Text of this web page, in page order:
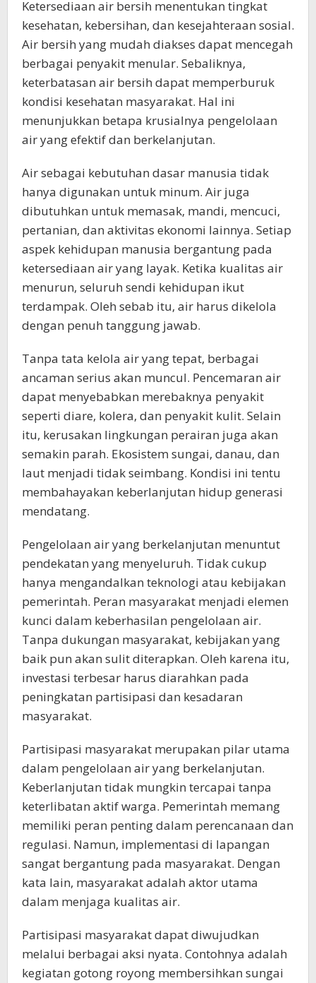
Ketersediaan air bersih menentukan tingkat
kesehatan, kebersihan, dan kesejahteraan sosial.
Air bersih yang mudah diakses dapat mencegah
berbagai penyakit menular. Sebaliknya,
keterbatasan air bersih dapat memperburuk
kondisi kesehatan masyarakat. Hal ini
menunjukkan betapa krusialnya pengelolaan
air yang efektif dan berkelanjutan.
Air sebagai kebutuhan dasar manusia tidak
hanya digunakan untuk minum. Air juga
dibutuhkan untuk memasak, mandi, mencuci,
pertanian, dan aktivitas ekonomi lainnya. Setiap
aspek kehidupan manusia bergantung pada
ketersediaan air yang layak. Ketika kualitas air
menurun, seluruh sendi kehidupan ikut
terdampak. Oleh sebab itu, air harus dikelola
dengan penuh tanggung jawab.
Tanpa tata kelola air yang tepat, berbagai
ancaman serius akan muncul. Pencemaran air
dapat menyebabkan merebaknya penyakit
seperti diare, kolera, dan penyakit kulit. Selain
itu, kerusakan lingkungan perairan juga akan
semakin parah. Ekosistem sungai, danau, dan
laut menjadi tidak seimbang. Kondisi ini tentu
membahayakan keberlanjutan hidup generasi
mendatang.
Pengelolaan air yang berkelanjutan menuntut
pendekatan yang menyeluruh. Tidak cukup
hanya mengandalkan teknologi atau kebijakan
pemerintah. Peran masyarakat menjadi elemen
kunci dalam keberhasilan pengelolaan air.
Tanpa dukungan masyarakat, kebijakan yang
baik pun akan sulit diterapkan. Oleh karena itu,
investasi terbesar harus diarahkan pada
peningkatan partisipasi dan kesadaran
masyarakat.
Partisipasi masyarakat merupakan pilar utama
dalam pengelolaan air yang berkelanjutan.
Keberlanjutan tidak mungkin tercapai tanpa
keterlibatan aktif warga. Pemerintah memang
memiliki peran penting dalam perencanaan dan
regulasi. Namun, implementasi di lapangan
sangat bergantung pada masyarakat. Dengan
kata lain, masyarakat adalah aktor utama
dalam menjaga kualitas air.
Partisipasi masyarakat dapat diwujudkan
melalui berbagai aksi nyata. Contohnya adalah
kegiatan gotong royong membersihkan sungai